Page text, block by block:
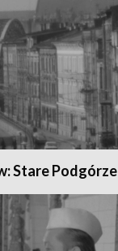
Stare Podgórze